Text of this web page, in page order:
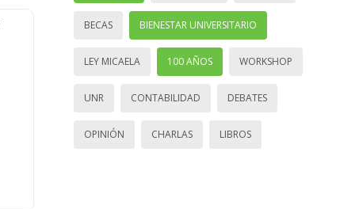
BECAS BIENESTAR UNIVERSITARIO
LEY MICAELA 100 AÑOS WORKSHOP
UNR CONTABILIDAD DEBATES
OPINIÓN CHARLAS LIBROS